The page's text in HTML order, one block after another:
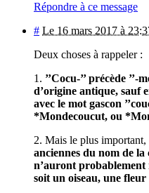
Répondre à ce message
# Le 16 mars 2017 à
Deux choses à rappeler :
1. ’’Cocu-’’ précède
d’origine antique, sauf
avec le mot gascon
*Mondecoucut, ou
2. Mais le plus important,
anciennes du nom de
n’auront probablement
soit un oiseau, une